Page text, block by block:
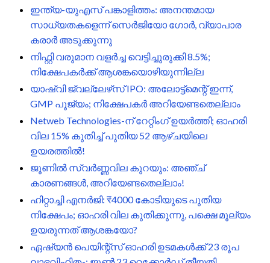
ഇന്ത്യ-യുഎസ് പങ്കാളിത്തം: അനന്തമായ
സാധ്യതകളെന്ന് സെർജിയോ ഗോർ, വ്യാപാര
കരാർ അടുക്കുന്നു
നിഫ്റ്റി വരുമാന വളർച്ച വെട്ടിച്ചുരുക്കി 8.5%;
നിക്ഷേപകർക്ക് ആശങ്കയൊഴിയുന്നില്ല
യാഷ്വി ജ്വല്ലേഴ്‌സ് IPO: അലോട്ട്‌മെന്റ് ഇന്ന്,
GMP പൂജ്യം; നിക്ഷേപകർ അറിയേണ്ടതെല്ലാം
Netweb Technologies-ന് റേറ്റിംഗ് ഉയർത്തി; ഓഹരി
വില 15% കുതിച്ച് പുതിയ 52 ആഴ്ചയിലെ
ഉയരത്തിൽ!
ജൂണിൽ സ്വർണ്ണവില കുറയും: അഞ്ച്
കാരണങ്ങൾ, അറിയേണ്ടതെല്ലാം!
ഹിറ്റാച്ചി എനർജി: ₹4000 കോടിയുടെ പുതിയ
നിക്ഷേപം; ഓഹരി വില കുതിക്കുന്നു, പക്ഷെ മൂല്യം
ഉയരുന്നത് ആശങ്കയോ?
ഏഷ്യൻ പെയിന്റ്‌സ് ഓഹരി ഉടമകൾക്ക് 23 രൂപ